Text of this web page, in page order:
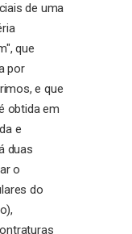
de uma
que
por
e que
obtida em
e
duas
o
do